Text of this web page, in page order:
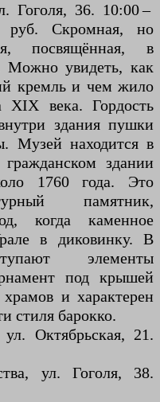
Гоголя, 36. 10:00 –
Скромная, но
посвящённая, в
Можно увидеть, как
кремль и чем жило
XIX века. Гордость
здания пушки
Музей находится в
здании
1760 года. Это
памятник,
когда каменное
в диковинку. В
элементы
под крышей
и характерен
стиля барокко.
Октябрьская, 21.
ул. Гоголя, 38.